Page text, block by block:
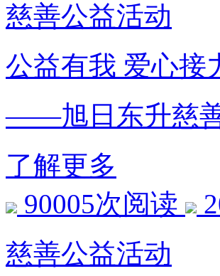
慈善公益活动
公益有我 爱心接
——旭日东升慈
了解更多
90005次阅读
慈善公益活动